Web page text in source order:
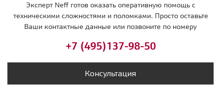
Эксперт Neff готов оказать оперативную помощь с
техническими сложностями и поломками. Просто оставьте
Ваши контактные данные или позвоните по номеру
+7 (495)137-98-50
Консультация